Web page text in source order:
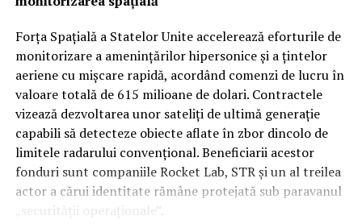
instantaneu.
regionali, unii analiști rămân sceptici cu privire la
Rămâne de văzut dacă, în cazul unui atac iminent din
partea proxy-urilor Teheranului, Ankara și Islamabadul
vor interveni militar pentru a proteja regatul saudit,
transformând semnăturile de astăzi într-o realitate
operativă.
Forța Spațială a Statelor Unite accelerează eforturile de
monitorizare a amenințărilor hipersonice și a țintelor
aeriene cu mișcare rapidă, acordând comenzi de lucru în
valoare totală de 615 milioane de dolari. Contractele
vizează dezvoltarea unor sateliți de ultimă generație
capabili să detecteze obiecte aflate în zbor dincolo de
limitele radarului convențional. Beneficiarii acestor
fonduri sunt companiile Rocket Lab, STR și un al treilea
actor a cărui identitate rămâne protejată sub paravanul
„securității operaționale”.